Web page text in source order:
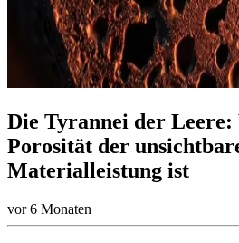
Die Tyrannei der
Porosität der
Materialleistung ist
vor 6 Monaten